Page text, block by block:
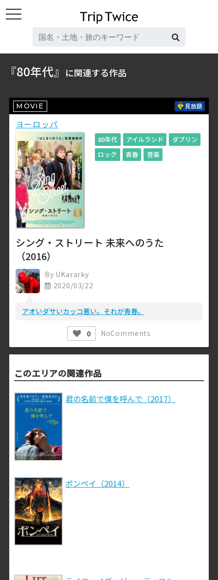
toggle
『80年代』 に関連する作品
MOVIE 見放題
ヨーロッパ
80年代 アイルランド
ダブリン
ロック
青春 音楽
シング・ストリート 未来へのうた
（2016）
By UKararky
2020/03/22
アオいダサいカッコ悪い。それが青春。
0 NoComments
このエリアの関連作品
君の名前で僕を呼んで（2017）
ポンペイ（2014）